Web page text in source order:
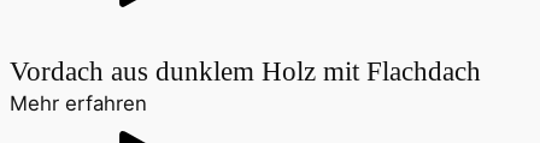
Vordach aus dunklem Holz mit Flachdach
Mehr erfahren